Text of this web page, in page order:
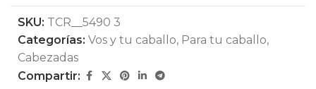
SKU: TCR__5490 3
Categorías: Vos y tu caballo, Para tu caballo,
Cabezadas
Compartir: